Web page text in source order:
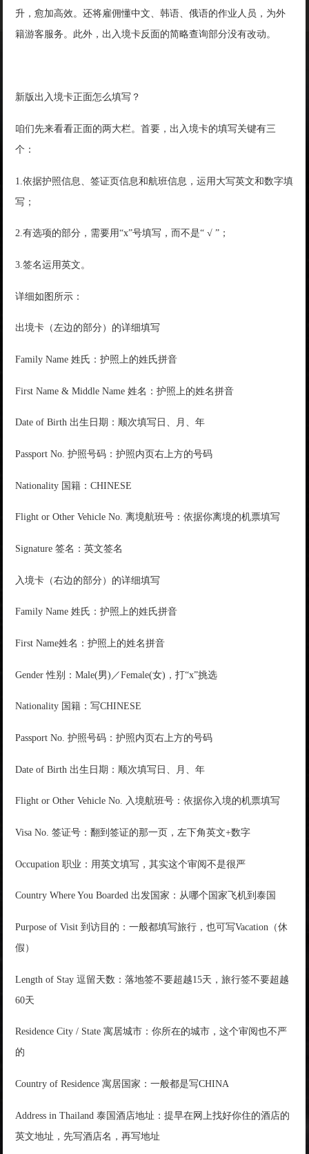
升，愈加高效。还将雇佣懂中文、韩语、俄语的作业人员，为外
籍游客服务。此外，出入境卡反面的简略查询部分没有改动。
新版出入境卡正面怎么填写？
咱们先来看看正面的两大栏。首要，出入境卡的填写关键有三
个：
1.依据护照信息、签证页信息和航班信息，运用大写英文和数字填
写；
2.有选项的部分，需要用“x”号填写，而不是“ √ ”；
3.签名运用英文。
详细如图所示：
出境卡（左边的部分）的详细填写
Family Name 姓氏：护照上的姓氏拼音
First Name & Middle Name 姓名：护照上的姓名拼音
Date of Birth 出生日期：顺次填写日、月、年
Passport No. 护照号码：护照内页右上方的号码
Nationality 国籍：CHINESE
Flight or Other Vehicle No. 离境航班号：依据你离境的机票填写
Signature 签名：英文签名
入境卡（右边的部分）的详细填写
Family Name 姓氏：护照上的姓氏拼音
First Name姓名：护照上的姓名拼音
Gender 性别：Male(男)／Female(女)，打“x”挑选
Nationality 国籍：写CHINESE
Passport No. 护照号码：护照内页右上方的号码
Date of Birth 出生日期：顺次填写日、月、年
Flight or Other Vehicle No. 入境航班号：依据你入境的机票填写
Visa No. 签证号：翻到签证的那一页，左下角英文+数字
Occupation 职业：用英文填写，其实这个审阅不是很严
Country Where You Boarded 出发国家：从哪个国家飞机到泰国
Purpose of Visit 到访目的：一般都填写旅行，也可写Vacation（休
假）
Length of Stay 逗留天数：落地签不要超越15天，旅行签不要超越
60天
Residence City / State 寓居城市：你所在的城市，这个审阅也不严
的
Country of Residence 寓居国家：一般都是写CHINA
Address in Thailand 泰国酒店地址：提早在网上找好你住的酒店的
英文地址，先写酒店名，再写地址